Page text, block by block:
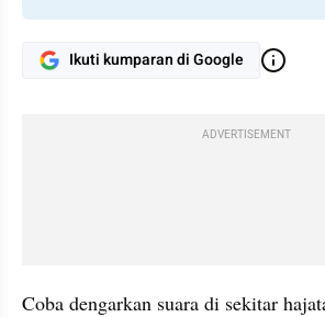
Ikuti kumparan di Google
ADVERTISEMENT
Coba dengarkan suara di sekitar